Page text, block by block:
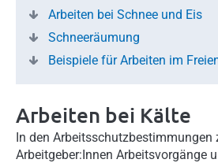
Arbeiten bei Schnee und Eis
Schneeräumung
Beispiele für Arbeiten im
Arbeiten bei Kälte
In den Arbeitsschutzbestimmungen
Arbeitgeber:Innen Arbeitsvorgänge